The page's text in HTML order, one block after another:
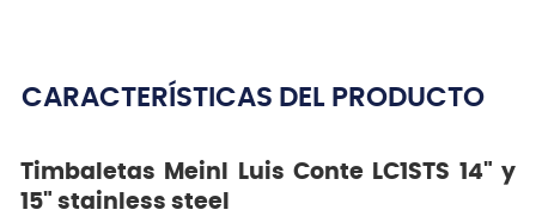
CARACTERÍSTICAS DEL PRODUCTO
Timbaletas Meinl Luis Conte LC1STS 14" y
15" stainless steel